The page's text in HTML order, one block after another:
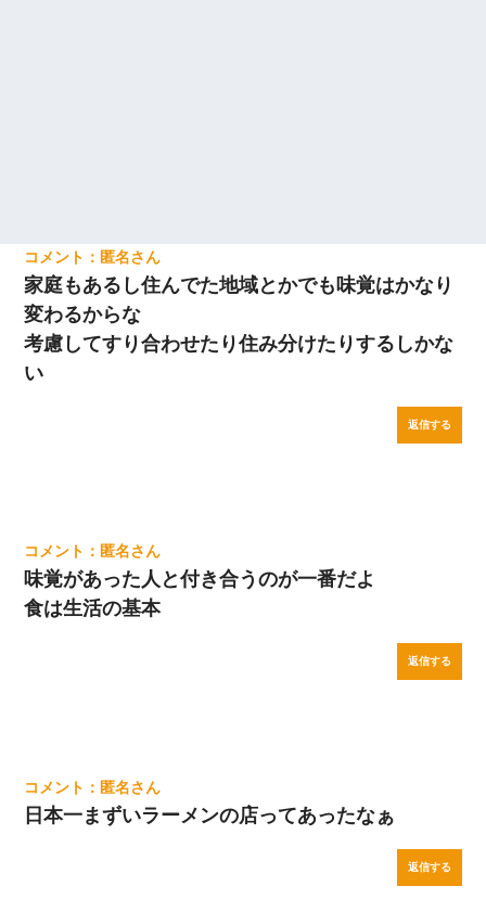
匿名
家庭もあるし住んでた地域とかでも味覚はかなり
変わるからな
考慮してすり合わせたり住み分けたりするしかな
い
返信する
匿名
味覚があった人と付き合うのが一番だよ
食は生活の基本
返信する
匿名
日本一まずいラーメンの店ってあったなぁ
返信する